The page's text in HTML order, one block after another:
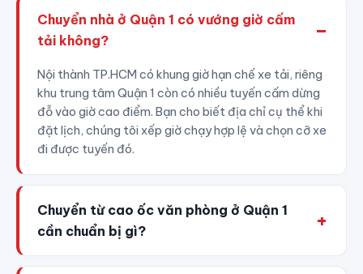
Chuyển nhà ở Quận 1 có vướng giờ cấm
tải không?
Nội thành TP.HCM có khung giờ hạn chế xe tải, riêng
khu trung tâm Quận 1 còn có nhiều tuyến cấm dừng
đỗ vào giờ cao điểm. Bạn cho biết địa chỉ cụ thể khi
đặt lịch, chúng tôi xếp giờ chạy hợp lệ và chọn cỡ xe
đi được tuyến đó.
Chuyển từ cao ốc văn phòng ở Quận 1
cần chuẩn bị gì?